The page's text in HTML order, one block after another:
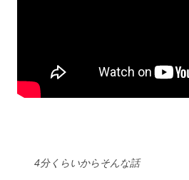
4分くらいからそんな話